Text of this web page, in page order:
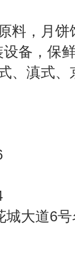
料，月
备，保
、滇式
城大道6